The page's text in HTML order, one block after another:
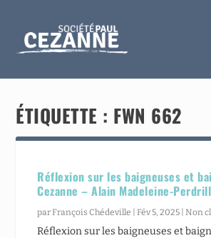
ÉTIQUETTE : FWN 662
Réflexion sur les baigneuses et
Cezanne – Alain Madeleine-
parFrançois Chédeville |Fév 5, 2025 |Non
Réflexion sur les baigneuses et